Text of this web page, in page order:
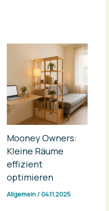
Mooney Owners:
Kleine Räume
effizient
optimieren
Allgemein/ 04.11.2025